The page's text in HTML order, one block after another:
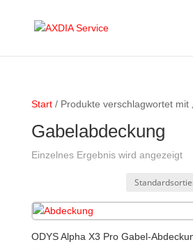
Start/ Produkte verschlagwortet mit
Gabelabdeckung
Einzelnes Ergebnis wird angezeigt
ODYS Alpha X3 Pro Gabel-